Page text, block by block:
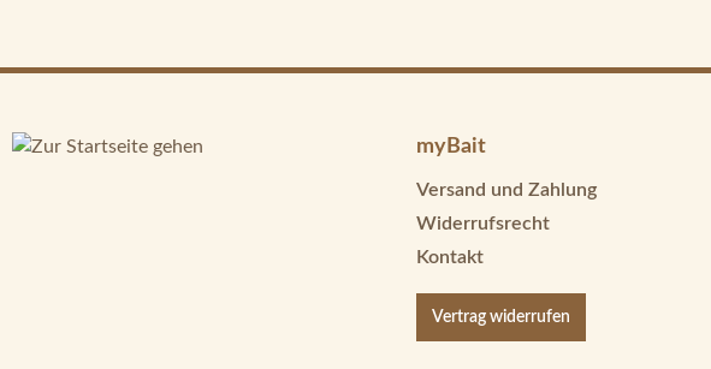
myBait
Versand und Zahlung
Widerrufsrecht
Kontakt
Vertrag widerrufen